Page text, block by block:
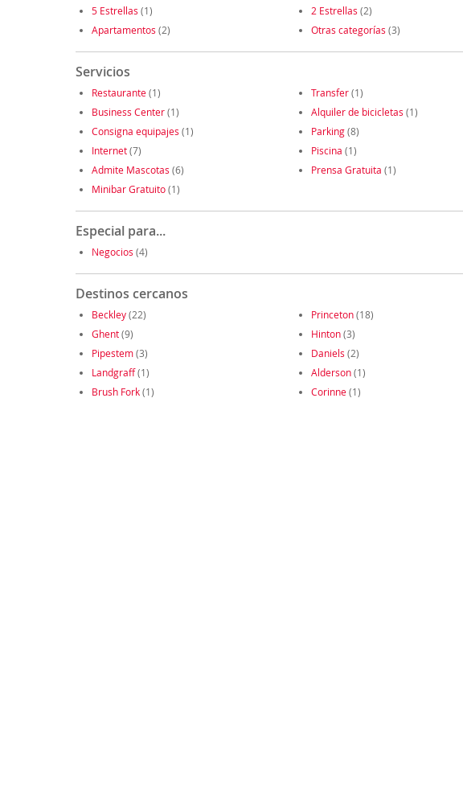
5 Estrellas (1) 2 Estrellas (2)
Apartamentos (2) Otras categorías (3)
Servicios
Restaurante(1) Transfer(1)
Business Center(1) Alquiler de bicicletas (1)
Consigna equipajes (1) Parking(8)
Internet(7) Piscina (1)
Admite Mascotas (6) Prensa Gratuita (1)
Minibar Gratuito(1)
Especial para...
Negocios (4)
Destinos cercanos
Beckley(22) Princeton(18)
Ghent(9) Hinton(3)
Pipestem(3) Daniels (2)
Landgraff(1) Alderson(1)
Brush Fork(1) Corinne(1)